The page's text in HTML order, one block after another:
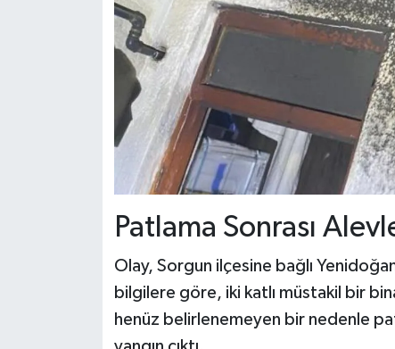
Patlama Sonrası
Olay, Sorgun ilçesine bağlı
bilgilere göre, iki katlı müstakil bir
henüz belirlenemeyen bir nedenle